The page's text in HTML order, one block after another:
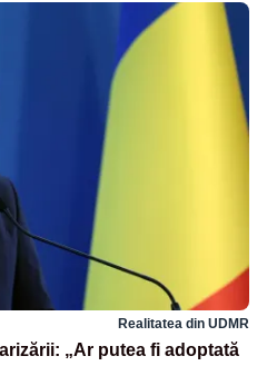
Realitatea din UDMR
„Ar putea fi adoptată